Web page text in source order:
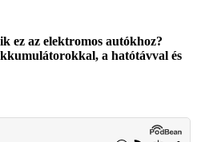
ez az elektromos autókhoz?
a hatótávval és